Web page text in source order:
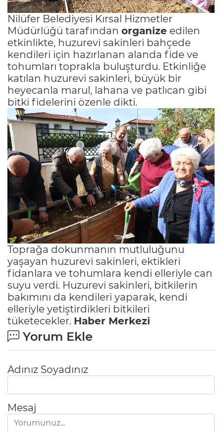
Nilüfer Belediyesi Kırsal Hizmetler
Müdürlüğü tarafından organize edilen
etkinlikte, huzurevi sakinleri bahçede
kendileri için hazırlanan alanda fide ve
tohumları toprakla buluşturdu. Etkinliğe
katılan huzurevi sakinleri, büyük bir
heyecanla marul, lahana ve patlıcan gibi
bitki fidelerini özenle dikti.
Toprağa dokunmanın mutluluğunu
yaşayan huzurevi sakinleri, ektikleri
fidanlara ve tohumlara kendi elleriyle can
suyu verdi. Huzurevi sakinleri, bitkilerin
bakımını da kendileri yaparak, kendi
elleriyle yetiştirdikleri bitkileri
tüketecekler. Haber Merkezi
Yorum Ekle
Adınız Soyadınız
Mesaj